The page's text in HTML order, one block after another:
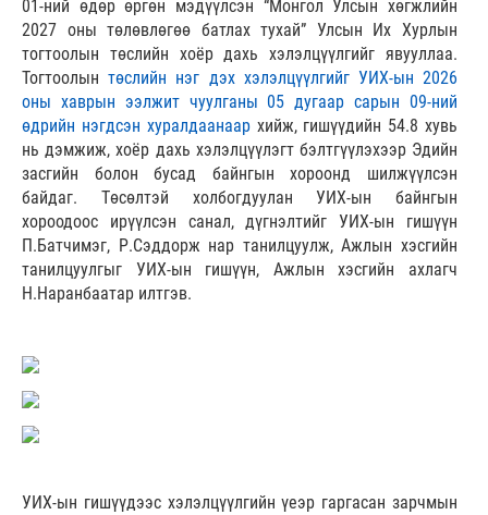
01-ний өдөр өргөн мэдүүлсэн “Монгол Улсын хөгжлийн
2027 оны төлөвлөгөө батлах тухай” Улсын Их Хурлын
тогтоолын төслийн хоёр дахь хэлэлцүүлгийг явууллаа.
Тогтоолын төслийн нэг дэх хэлэлцүүлгийг УИХ-ын 2026
оны хаврын ээлжит чуулганы 05 дугаар сарын 09-ний
өдрийн нэгдсэн хуралдаанаархийж, гишүүдийн 54.8 хувь
нь дэмжиж, хоёр дахь хэлэлцүүлэгт бэлтгүүлэхээр Эдийн
засгийн болон бусад байнгын хороонд шилжүүлсэн
байдаг. Төсөлтэй холбогдуулан УИХ-ын байнгын
хороодоос ирүүлсэн санал, дүгнэлтийг УИХ-ын гишүүн
П.Батчимэг, Р.Сэддорж нар танилцуулж, Ажлын хэсгийн
танилцуулгыг УИХ-ын гишүүн, Ажлын хэсгийн ахлагч
Н.Наранбаатар илтгэв.
УИХ-ын гишүүдээс хэлэлцүүлгийн үеэр гаргасан зарчмын